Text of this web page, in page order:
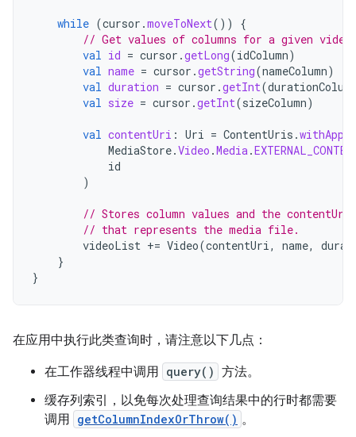
while (cursor .moveToNext())
{
// Get values of columns for a given
val id = cursor .getLong(idColumn)
val name = cursor .getString(nameColumn)
val duration = cursor .getInt(
val size = cursor .getInt(sizeColumn)
val contentUri : Uri = ContentUris .
MediaStore.Video .Media.
id
)
// Stores column values and the
// that represents the media file.
videoList += Video(contentUri, name,
}
}
在应用中执行此类查询时，请注意以下几点：
在工作器线程中调用 query() 方法。
缓存列索引，以免每次处理查询结果中的行时都需要
调用 getColumnIndexOrThrow() 。